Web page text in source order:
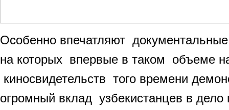
Особенно впечатляют
на которых впервые в таком объеме
киносвидетельств того времени
огромный вклад узбекистанцев в